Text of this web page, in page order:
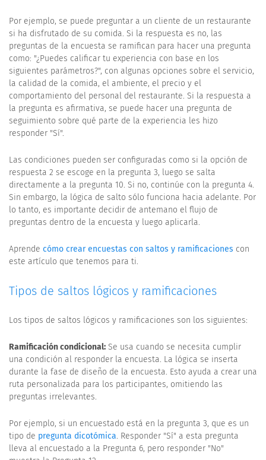
Por ejemplo, se puede preguntar a un cliente de un restaurante
si ha disfrutado de su comida. Si la respuesta es no, las
preguntas de la encuesta se ramifican para hacer una pregunta
como: "¿Puedes calificar tu experiencia con base en los
siguientes parámetros?", con algunas opciones sobre el servicio,
la calidad de la comida, el ambiente, el precio y el
comportamiento del personal del restaurante. Si la respuesta a
la pregunta es afirmativa, se puede hacer una pregunta de
seguimiento sobre qué parte de la experiencia les hizo
responder "Sí".
Las condiciones pueden ser configuradas como si la opción de
respuesta 2 se escoge en la pregunta 3, luego se salta
directamente a la pregunta 10. Si no, continúe con la pregunta 4.
Sin embargo, la lógica de salto sólo funciona hacia adelante. Por
lo tanto, es importante decidir de antemano el flujo de
preguntas dentro de la encuesta y luego aplicarla.
Aprende cómo crear encuestas con saltos y ramificaciones con
este artículo que tenemos para ti.
Tipos de saltos lógicos y ramificaciones
Los tipos de saltos lógicos y ramificaciones son los siguientes:
Ramificación condicional: Se usa cuando se necesita cumplir
una condición al responder la encuesta. La lógica se inserta
durante la fase de diseño de la encuesta. Esto ayuda a crear una
ruta personalizada para los participantes, omitiendo las
preguntas irrelevantes.
Por ejemplo, si un encuestado está en la pregunta 3, que es un
tipo de pregunta dicotómica. Responder "Sí" a esta pregunta
lleva al encuestado a la Pregunta 6, pero responder "No"